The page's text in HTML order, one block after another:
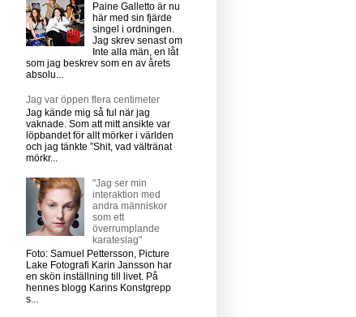
Paine Galletto är nu
här med sin fjärde
singel i ordningen.
Jag skrev senast om
Inte alla män, en låt
som jag beskrev som en av årets
absolu...
Jag var öppen flera centimeter
Jag kände mig så ful när jag
vaknade. Som att mitt ansikte var
löpbandet för allt mörker i världen
och jag tänkte ”Shit, vad vältränat
mörkr...
"Jag ser min
interaktion med
andra människor
som ett
överrumplande
karateslag"
Foto: Samuel Pettersson, Picture
Lake Fotografi Karin Jansson har
en skön inställning till livet. På
hennes blogg Karins Konstgrepp
s...